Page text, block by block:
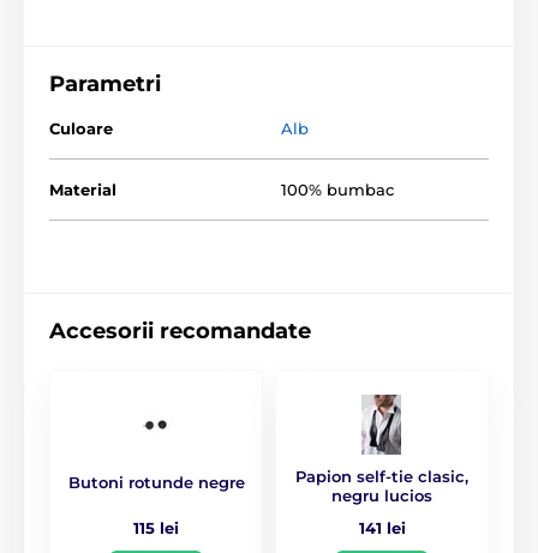
Parametri
Culoare Alb
Material 100% bumbac
Accesorii recomandate
Butoni rotunde negre
115 lei
Papion self-tie clasic,
negru lucios
141 lei